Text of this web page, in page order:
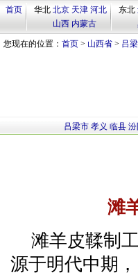
首页 华北 北京 天津 河北
山西 内蒙古
东北
您现在的位置： 首页 > 山西省 > 吕
吕梁市 孝义 临县 汾
滩
滩羊皮鞣制
源于明代中期